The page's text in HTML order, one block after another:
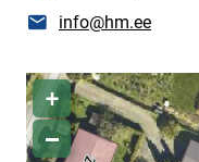
E-postinfo@hm.ee
Asukoha kaart